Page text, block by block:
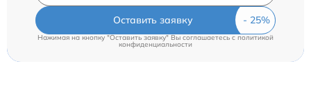
Оставить заявку
Нажимая на кнопку "Оставить заявку" Вы соглашаетесь cполитикой
конфиденциальности